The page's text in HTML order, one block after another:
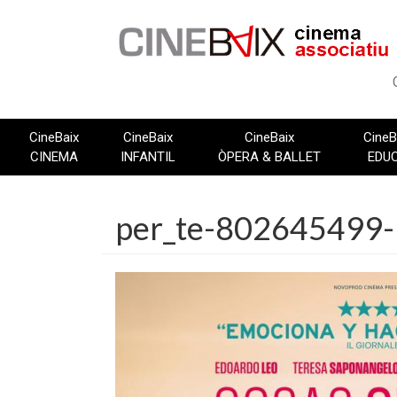
CineBaix
CINEMA
CineBaix
INFANTIL
CineBaix
ÒPERA & BALLET
per_te-